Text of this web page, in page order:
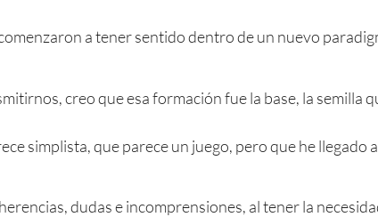
a tener sentido dentro de un nuevo
creo que esa formación fue la base, la semilla
simplista, que parece un juego, pero que he
dudas e incomprensiones, al tener la